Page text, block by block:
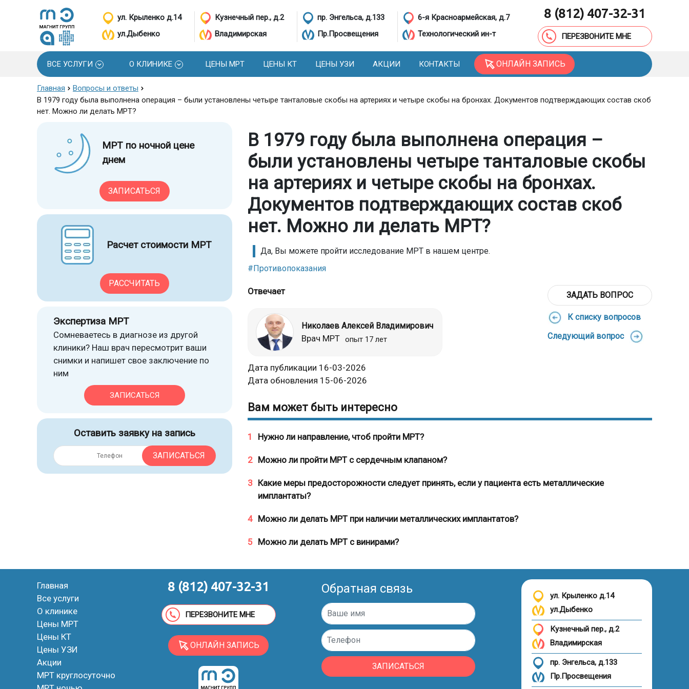
ул. Крыленко д.14
ул.Дыбенко
Кузнечный пер., д.2
Владимирская
пр. Энгельса, д.133
Пр.Просвещения
6-я Красноармейская, д.7
Технологический ин-т
8 (812) 407-32-31
ПЕРЕЗВОНИТЕ МНЕ
ВСЕ УСЛУГИ О КЛИНИКЕ ЦЕНЫ МРТ ЦЕНЫ КТ ЦЕНЫ УЗИ АКЦИИ КОНТАКТЫ ОНЛАЙН ЗАПИСЬ
Главная
Вопросы и ответы
В 1979 году была выполнена операция – были установлены четыре танталовые скобы на артериях и четыре скобы на бронхах. Документов подтверждающих состав скоб
нет. Можно ли делать МРТ?
МРТ по ночной цене
днем
ЗАПИСАТЬСЯ
Расчет стоимости МРТ
РАССЧИТАТЬ
Экспертиза МРТ
Сомневаетесь в диагнозе из другой
клиники? Наш врач пересмотрит ваши
снимки и напишет свое заключение по
ним
ЗАПИСАТЬСЯ
Оставить заявку на запись
ЗАПИСАТЬСЯ
В 1979 году была выполнена операция –
были установлены четыре танталовые скобы
на артериях и четыре скобы на бронхах.
Документов подтверждающих состав скоб
нет. Можно ли делать МРТ?
Да, Вы можете пройти исследование МРТ в нашем центре.
#Противопоказания
Отвечает
Николаев Алексей Владимирович
Врач МРТ опыт 17 лет
Дата публикации 16-03-2026
Дата обновления 15-06-2026
ЗАДАТЬ ВОПРОС
К списку вопросов
Следующий вопрос
Вам может быть интересно
1 Нужно ли направление, чтоб пройти МРТ?
2 Можно ли пройти МРТ с сердечным клапаном?
3 Какие меры предосторожности следует принять, если у пациента есть металлические
имплантаты?
4 Можно ли делать МРТ при наличии металлических имплантатов?
5 Можно ли делать МРТ с винирами?
Главная
Все услуги
О клинике
Цены МРТ
Цены КТ
Цены УЗИ
Акции
МРТ круглосуточно
8 (812) 407-32-31
ПЕРЕЗВОНИТЕ МНЕ
ОНЛАЙН ЗАПИСЬ
Обратная связь
ЗАПИСАТЬСЯ
ул. Крыленко д.14
ул.Дыбенко
Кузнечный пер., д.2
Владимирская
пр. Энгельса, д.133
Пр.Просвещения